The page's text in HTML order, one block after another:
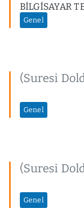
BİLGİSAYAR
Genel
(Suresi
Genel
(Suresi
Genel